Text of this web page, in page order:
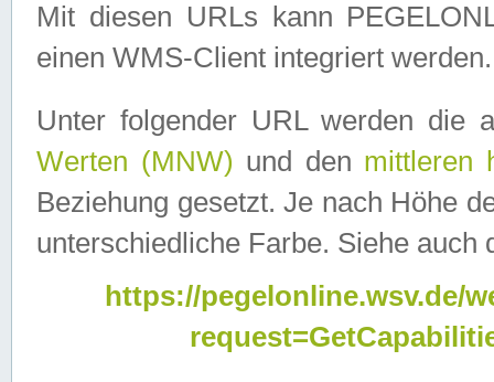
Mit diesen URLs kann
einen WMS-Client integriert werden.
Unter folgender URL werden die
Werten (MNW) und den mittleren
Beziehung gesetzt. Je nach Höhe
unterschiedliche Farbe. Siehe auch
https://pegelonline.wsv.de/